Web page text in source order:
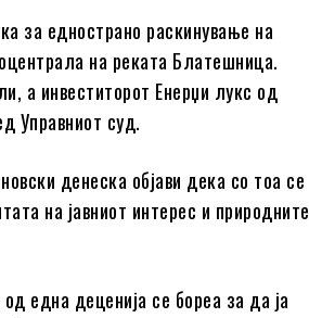
за еднострано раскинување на
на реката Блатешница.
а инвеститорот Енерџи лукс од
Управниот суд.
денеска објави дека со тоа се
на јавниот интерес и природните
една деценија се бореа за да ја